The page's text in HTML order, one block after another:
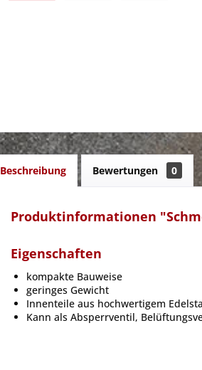
Beschreibung Bewertungen 0
Produktinformationen
Eigenschaften
kompakte Bauweise
geringes Gewicht
Innenteile aus hochwertigem
Kann als Absperrventil,